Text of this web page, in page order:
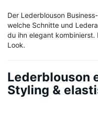
Der Lederblouson
welche Schnitte und
du ihn elegant kombinierst.
Look.
Lederblouson
Styling &